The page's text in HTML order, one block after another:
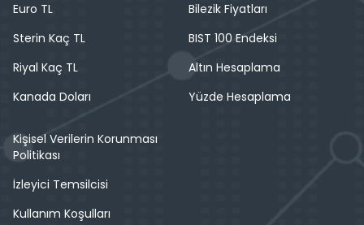
Euro TL
Sterin Kaç TL
Riyal Kaç TL
Kanada Doları
Bilezik Fiyatları
BIST 100 Endeksi
Altın Hesaplama
Yüzde Hesaplama
Kişisel Verilerin Korunması
Politikası
İzleyici Temsilcisi
Kullanım Koşulları